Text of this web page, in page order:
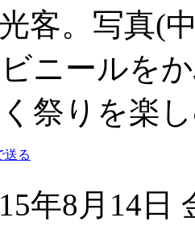
客。写真(
ニールを
祭りを楽
年8月14日